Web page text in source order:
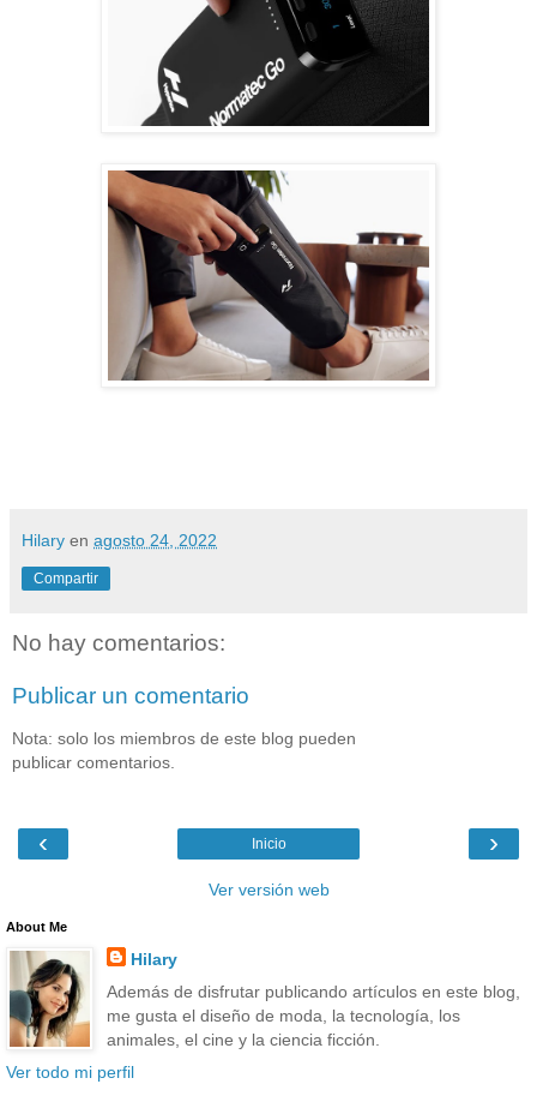
Hilary en agosto 24, 2022
Compartir
No hay comentarios:
Publicar un comentario
Nota: solo los miembros de este blog pueden
publicar comentarios.
‹ ›
Inicio
Ver versión web
About Me
Hilary
Además de disfrutar publicando artículos en este blog,
me gusta el diseño de moda, la tecnología, los
animales, el cine y la ciencia ficción.
Ver todo mi perfil